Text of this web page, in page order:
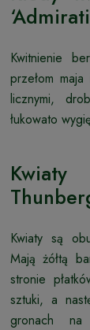
Kwitnienie
przełom
licznymi,
łukowato
Kwiaty są
Mają żółtą
stronie
sztuki, a
gronach na